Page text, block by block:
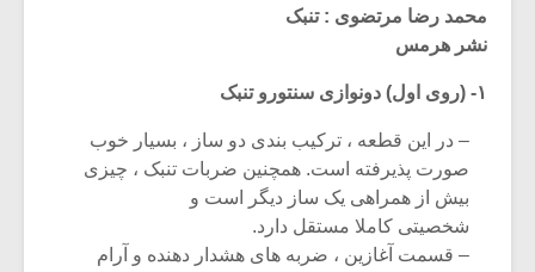
محمد رضا مرتضوی : تنبک
نشر هرمس
۱- (روی اول) دونوازی سنتورو تنبک
– در این قطعه ، ترکیب بندی دو ساز ، بسیار خوب
صورت پذیرفته است. همچنین ضربات تنبک ، چیزی
بیش از همراهی یک ساز دیگر است و
شخصیتی کاملا مستقل دارد.
– قسمت آغازین ، ضربه های هشدار دهنده و آرام